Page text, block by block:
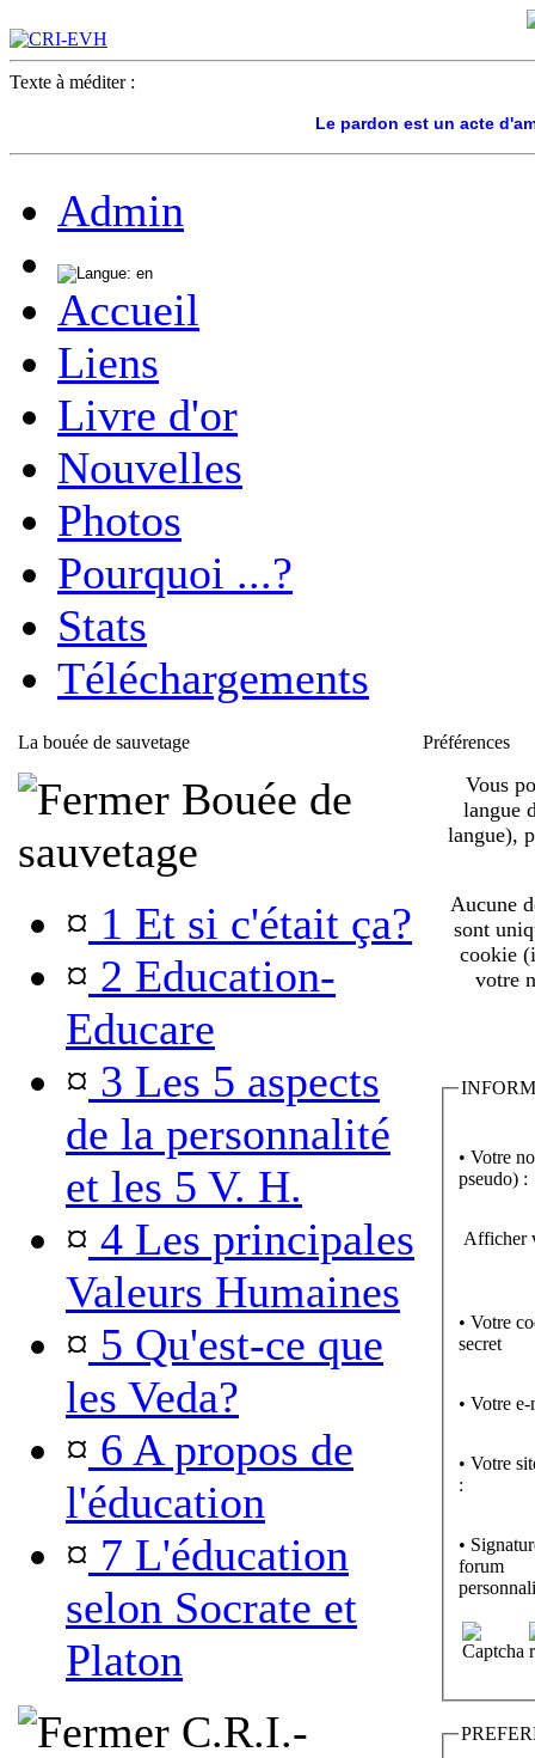
Texte à méditer :
Le pardon est un acte
Admin
Accueil
Liens
Livre d'or
Nouvelles
Photos
Pourquoi ...?
Stats
Téléchargements
La bouée de sauvetage
Bouée de
sauvetage
¤ 1 Et si c'était ça?
¤ 2 Education-
Educare
¤ 3 Les 5 aspects
de la personnalité
et les 5 V. H.
¤ 4 Les principales
Valeurs Humaines
¤ 5 Qu'est-ce que
les Veda?
¤ 6 A propos de
l'éducation
¤ 7 L'éducation
selon Socrate et
Platon
C.R.I.-
Préférences
Vous
langue
langue),
Aucune
sont
cookie
votre
• Votre
pseudo) :
Afficher
• Votre
secret
• Votre
• Votre
:
•
forum